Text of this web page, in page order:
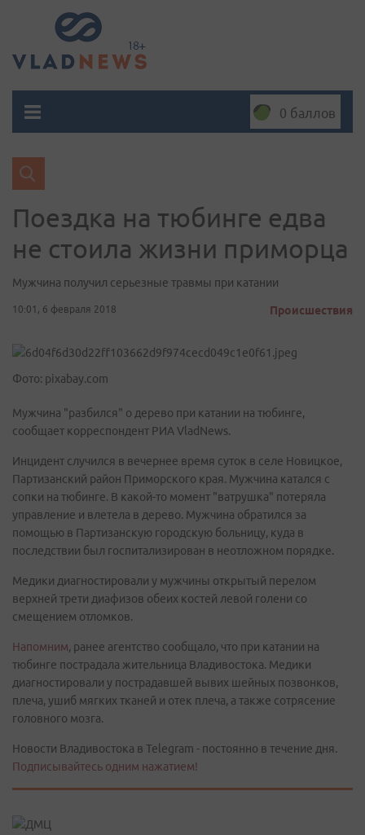
0 баллов
Поездка на тюбинге едва
не стоила жизни приморца
Мужчина получил серьезные травмы при катании
10:01, 6 февраля 2018 Происшествия
Фото: pixabay.com
Мужчина "разбился" о дерево при катании на тюбинге,
сообщает корреспондент РИА VladNews.
Инцидент случился в вечернее время суток в селе Новицкое,
Партизанский район Приморского края. Мужчина катался с
сопки на тюбинге. В какой-то момент "ватрушка" потеряла
управление и влетела в дерево. Мужчина обратился за
помощью в Партизанскую городскую больницу, куда в
последствии был госпитализирован в неотложном порядке.
Медики диагностировали у мужчины открытый перелом
верхней трети диафизов обеих костей левой голени со
смещением отломков.
Напомним, ранее агентство сообщало, что при катании на
тюбинге пострадала жительница Владивостока. Медики
диагностировали у пострадавшей вывих шейных позвонков,
плеча, ушиб мягких тканей и отек плеча, а также сотрясение
головного мозга.
Новости Владивостока в Telegram - постоянно в течение дня.
Подписывайтесь одним нажатием!